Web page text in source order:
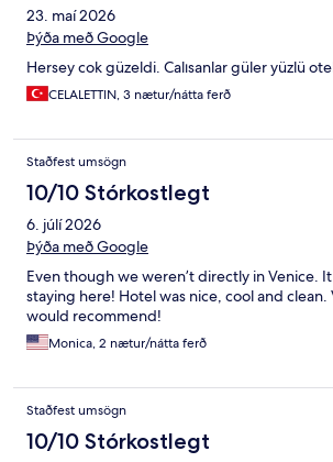
23. maí 2026
Þýða með Google
Hersey cok güzeldi. Calısanlar güler yüzlü
CELALETTIN, 3 nætur/nátta ferð
Staðfest umsögn
10/10 Stórkostlegt
6. júlí 2026
Þýða með Google
Even though we weren’t directly in Venice.
staying here! Hotel was nice, cool and
would recommend!
Monica, 2 nætur/nátta ferð
Staðfest umsögn
10/10 Stórkostlegt